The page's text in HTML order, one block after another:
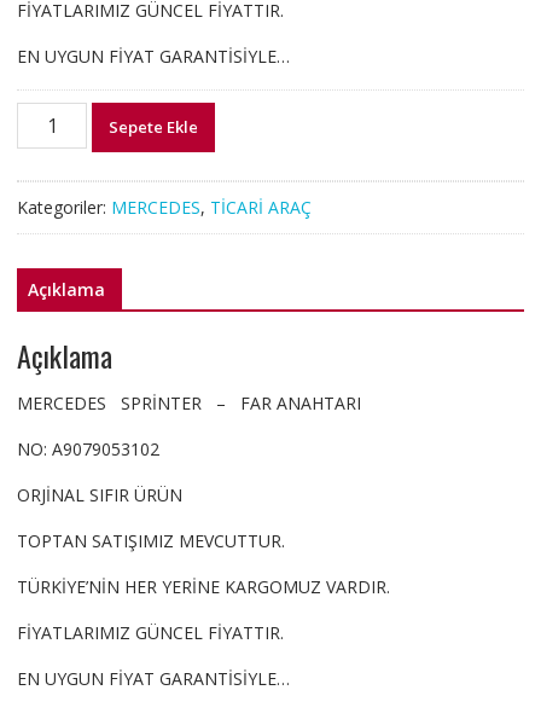
FİYATLARIMIZ GÜNCEL FİYATTIR.
EN UYGUN FİYAT GARANTİSİYLE…
A9079053102
ANAHTARI
Sepete Ekle
Kategoriler: MERCEDES, TİCARİ ARAÇ
Açıklama
Açıklama
MERCEDES SPRİNTER – FAR ANAHTARI
NO: A9079053102
ORJİNAL SIFIR ÜRÜN
TOPTAN SATIŞIMIZ MEVCUTTUR.
TÜRKİYE’NİN HER YERİNE KARGOMUZ VARDIR.
FİYATLARIMIZ GÜNCEL FİYATTIR.
EN UYGUN FİYAT GARANTİSİYLE…